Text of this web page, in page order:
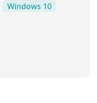
Windows 10